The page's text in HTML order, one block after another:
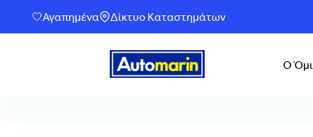
Αγαπημένα Δίκτυο Καταστημάτων
Ο